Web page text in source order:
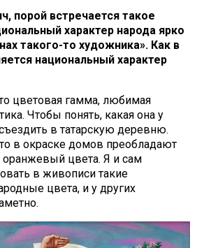
порой встречается такое
характер народа ярко
такого-то художника». Как в
национальный характер
цветовая гамма, любимая
Чтобы понять, какая она у
съездить в татарскую деревню.
в окраске домов преобладают
цвета. Я и сам
в живописи такие
цвета, и у других